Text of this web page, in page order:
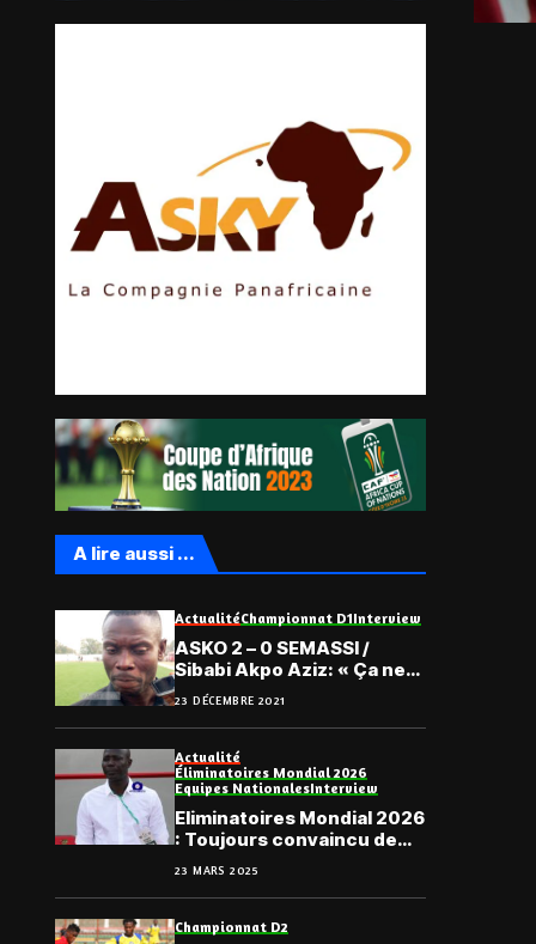
A lire aussi ...
ActualitéChampionnat D1Interview
ASKO 2 – 0 SEMASSI /
Sibabi Akpo Aziz: « Ça ne
va pas; on est déçus… »
23 DÉCEMBRE 2021
Actualité
Éliminatoires Mondial 2026
Equipes NationalesInterview
Eliminatoires Mondial 2026
: Toujours convaincu de
son dispositif tactique,
Daré se projette sur le
Sénégal
23 MARS 2025
Championnat D2